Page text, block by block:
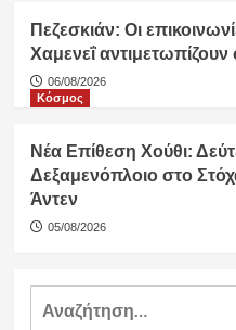
Πεζεσκιάν: Οι
Χαμενεΐ
06/08/2026
Κόσμος
Νέα Επίθεση Χούθι:
Δεξαμενόπλοιο στο
Άντεν
05/08/2026